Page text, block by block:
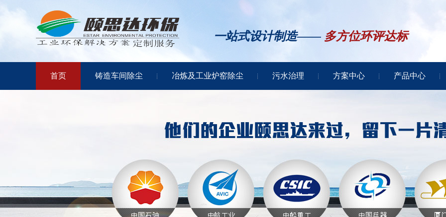
一站式设计制造—— 多方位环评达标
首页 铸造车间除尘 冶炼及工业炉窑除尘 污水治理 方案中心 产品中心